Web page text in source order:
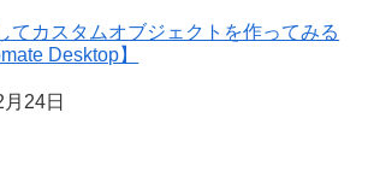
てカスタムオブジェクトを作ってみる
Desktop】
24日